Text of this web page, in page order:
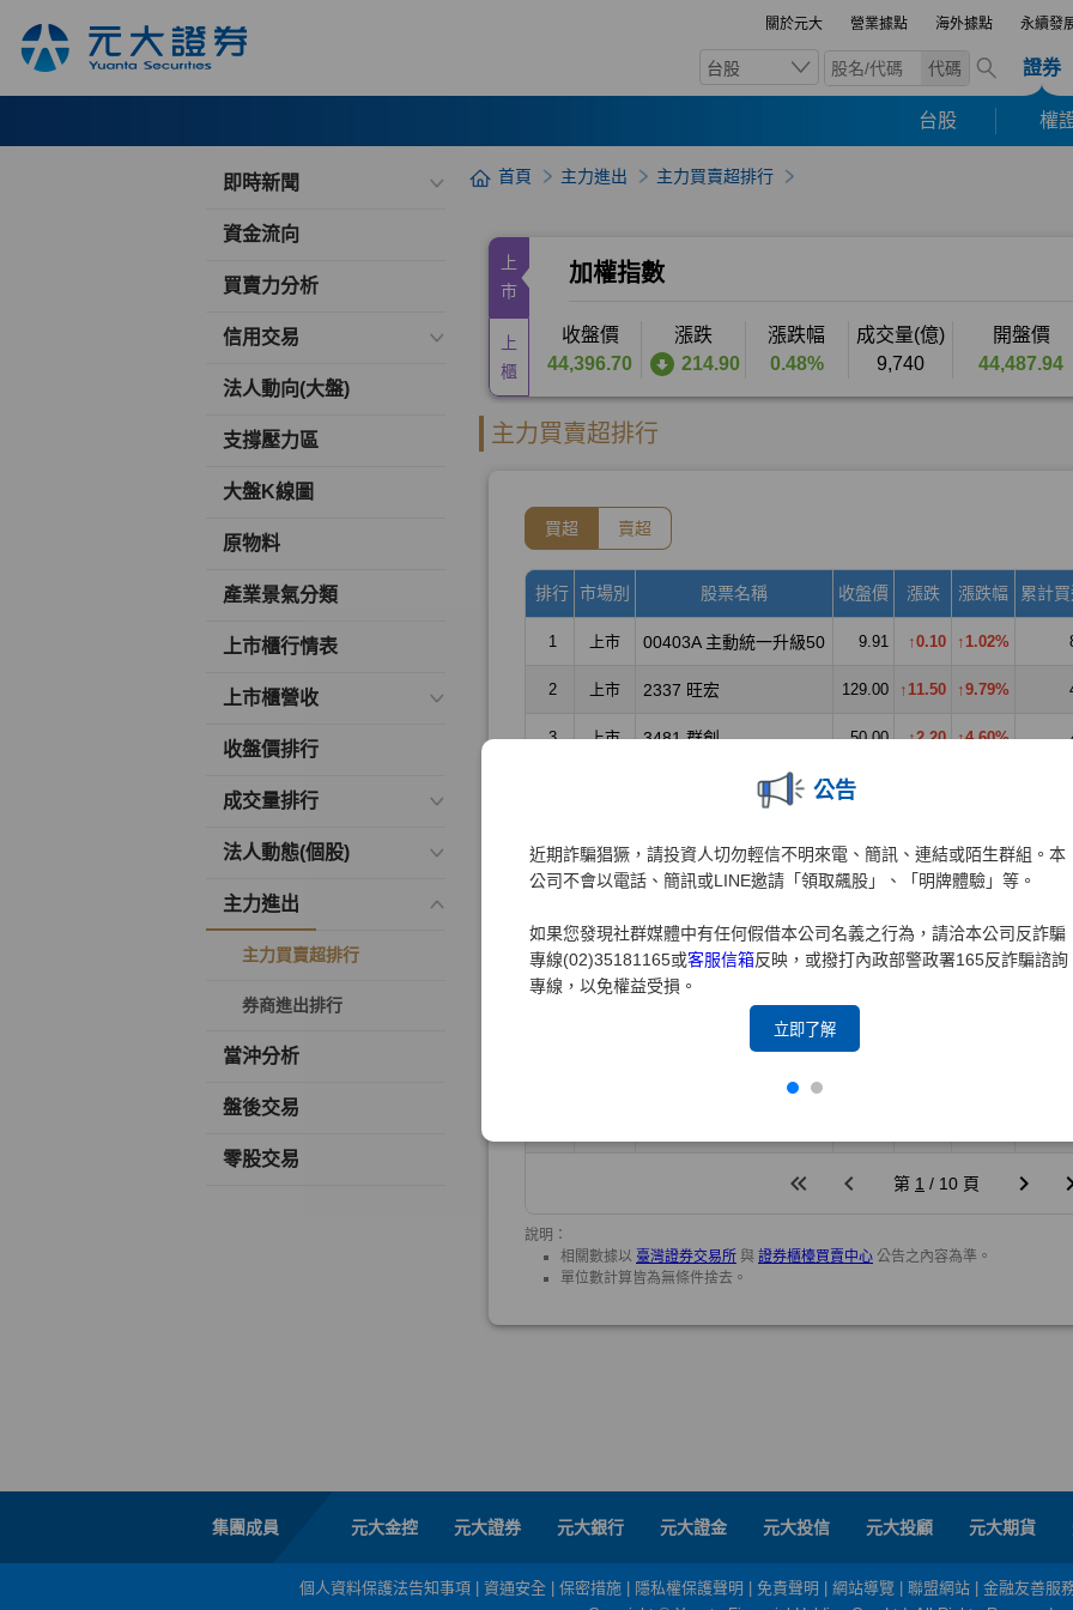
關於元大 營業據點 海外據點 永續發
台股 代碼 證券
台股 權
公告
近期詐騙猖獗，請投資人切勿輕信不明來電、簡訊、連結或陌生群組。本
公司不會以電話、簡訊或LINE邀請「領取飆股」、「明牌體驗」等。
如果您發現社群媒體中有任何假借本公司名義之行為，請洽本公司反詐騙
專線(02)35181165或客服信箱反映，或撥打內政部警政署165反詐騙諮詢
專線，以免權益受損。
立即了解
即時新聞
資金流向
買賣力分析
信用交易
法人動向(大盤)
支撐壓力區
大盤K線圖
原物料
產業景氣分類
上市櫃行情表
上市櫃營收
收盤價排行
成交量排行
法人動態(個股)
主力進出
主力買賣超排行
券商進出排行
當沖分析
盤後交易
零股交易
首頁 主力進出 主力買賣超排行
集團成員 元大金控 元大證券 元大銀行 元大證金 元大投信 元大投顧 元大期貨
個人資料保護法告知事項 資通安全 保密措施 隱私權保護聲明 免責聲明 網站導覽 聯盟網站
金融友善服